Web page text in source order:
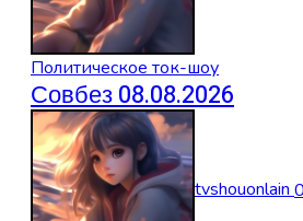
Политическое ток-шоу
Совбез 08.08.2026
tvshouonlain